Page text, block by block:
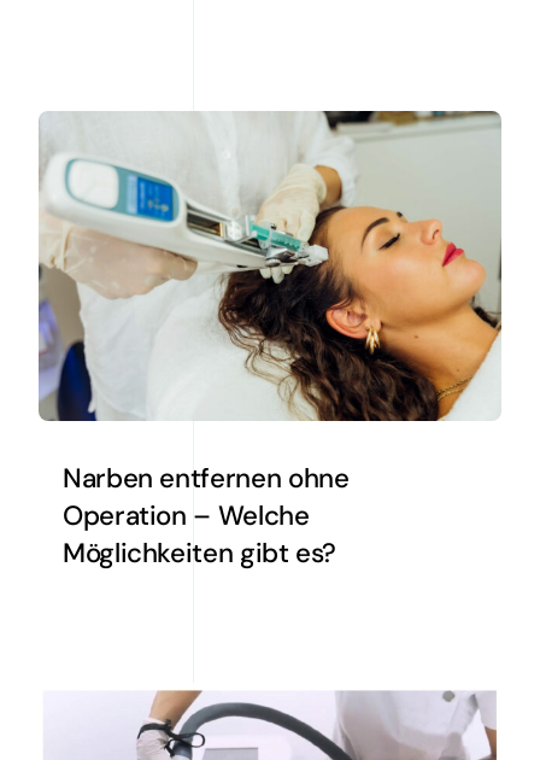
Narben entfernen ohne
Operation – Welche
Möglichkeiten gibt es?